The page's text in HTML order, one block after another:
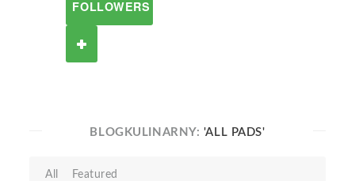
FOLLOWERS
BLOGKULINARNY: 'ALL PADS'
All
Featured